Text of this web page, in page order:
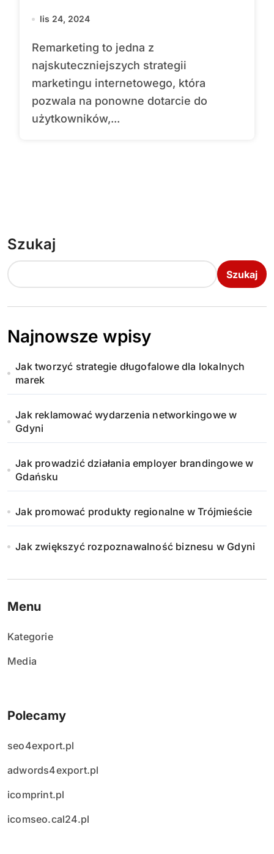
lis 24, 2024
Remarketing to jedna z
najskuteczniejszych strategii
marketingu internetowego, która
pozwala na ponowne dotarcie do
użytkowników,...
Szukaj
Szukaj
Najnowsze wpisy
Jak tworzyć strategie długofalowe dla lokalnych
marek
Jak reklamować wydarzenia networkingowe w
Gdyni
Jak prowadzić działania employer brandingowe w
Gdańsku
Jak promować produkty regionalne w Trójmieście
Jak zwiększyć rozpoznawalność biznesu w Gdyni
Menu
Kategorie
Media
Polecamy
seo4export.pl
adwords4export.pl
icomprint.pl
icomseo.cal24.pl